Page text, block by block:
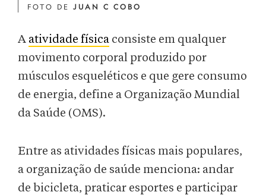
FOTO DE JUAN C COBO
A atividade física consiste em qualquer
movimento corporal produzido por
músculos esqueléticos e que gere consumo
de energia, define a Organização Mundial
da Saúde (OMS).
Entre as atividades físicas mais populares,
a organização de saúde menciona: andar
de bicicleta, praticar esportes e participar